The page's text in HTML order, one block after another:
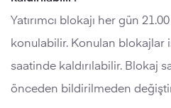
Yatırımcı blokajı her gün
konulabilir. Konulan blokajlar
saatinde kaldırılabilir. Blokaj
önceden bildirilmeden